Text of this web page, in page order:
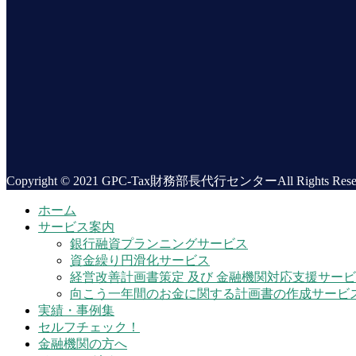
Copyright © 2021 GPC-Tax財務部長代行センターAll Rights
ホーム
サービス案内
銀行融資プランニングサービス
資金繰り円滑化サービス
経営改善計画書策定 及び 金融機関対応支援サー
向こう一年間のお金に関する計画書の作成サービ
実績・事例集
セルフチェック！
金融機関の方へ